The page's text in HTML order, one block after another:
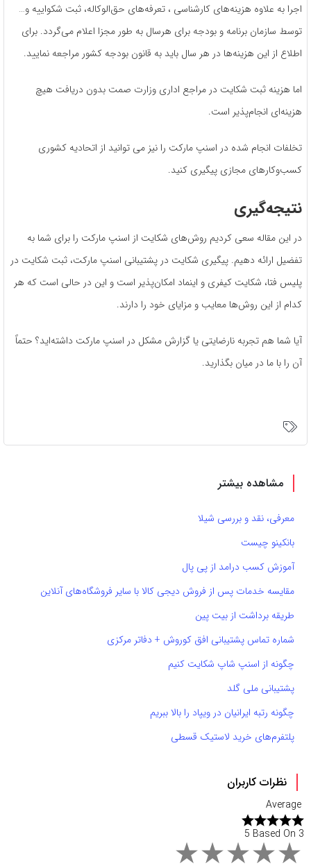
اجرا به علاوه هزینه‌های کارشناسی ، تعرفه‌های حق‌الوکاله، ثبت شکواییه و…
توسط سازمان برنامه و بودجه برای هرسال به طور مجزا اعلام می‌گردد. برای
اطلاع از این هزینه‌ها در هر سال باید به قانون بودجه کشور مراجعه نمایید.
اما هزینه ثبت شکایت در مراجع اداری وزارت صمت بدون دریافت هیچ
هزینه‌ای انجام‌پذیر است.
تخلفات انجام شده در اسنپ مارکت را نیز می توانید از اتحادیه کشوری
کسب‌و‌کارهای مجازی پیگیری کنید.
نتیجه‌گیری
در این مقاله سعی کردیم روش‌های شکایت از اسنپ مارکت را برای شما به
تفضیل ارائه دهیم. پیگیری شکایت در پشتیبانی اسنپ مارکت، ثبت شکایت در
پلیس فتا، شکایت کیفری و اینماد امکان‌پذیر است و این در حالی است که هر
کدام از این روش‌ها معایب و مزایای خود را دارند.
آیا شما هم تجربه نارضایتی یا گزارش مشکل در اسنپ مارکت داشته‌اید؟ حتماً
آن را با ما در میان بگذارید.
مشاهده بیشتر
معرفی، نقد و بررسی شیلا
بانکینو چیست
آموزش کسب درامد از پی پال
مقایسه خدمات پس از فروش دیجی کالا با سایر فروشگاه‌های آنلاین
طریقه برداشت از بیت پین
شماره تماس پشتیبانی افق کوروش + دفاتر مرکزی
چگونه از اسنپ شاپ شکایت کنیم
پشتیبانی ملی گلد
چگونه رتبه ایرانیان در ویپاد را بالا ببریم
پلتفرم‌های خرید لاستیک قسطی
نظرات کاربران
Average
5 Based On 3